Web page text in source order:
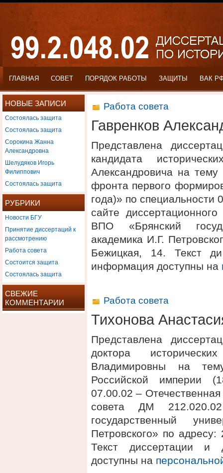
ГЛАВНАЯ СОВЕТ ПОРЯДОК РАБОТЫ ЗАЩИТЫ ВАК
НОВЫЕ ЗАПИСИ
Состоялась защита
Состоялась защита
Сорокина Жанна
Александровна
Шелудяков Игорь
Филиппович
Состоялась защита
РУБРИКИ
Новости БГУ
Принятие диссертаций к
рассмотрению
Работа совета
Состоится защита
Состоялась защита
СВЕЖИЕ
КОММЕНТАРИИ
Работа совета
Гавренков
Представлена
кандидата
Александровича на тему
фронта первого
года)» по специальности
сайте
ВПО «Брянский
академика И.Г.
Бежицкая, 14. Текст
информация доступны на
Работа совета
Тихонова
Представлена
доктора
Владимировны на
Российской империи
07.00.02 –
совета ДМ
государственный
Петровского» по
Текст диссертации и
доступны на